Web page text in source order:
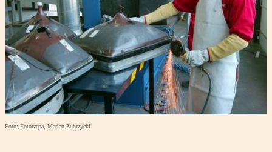
Foto: Fotorzepa, Marian Zubrzycki